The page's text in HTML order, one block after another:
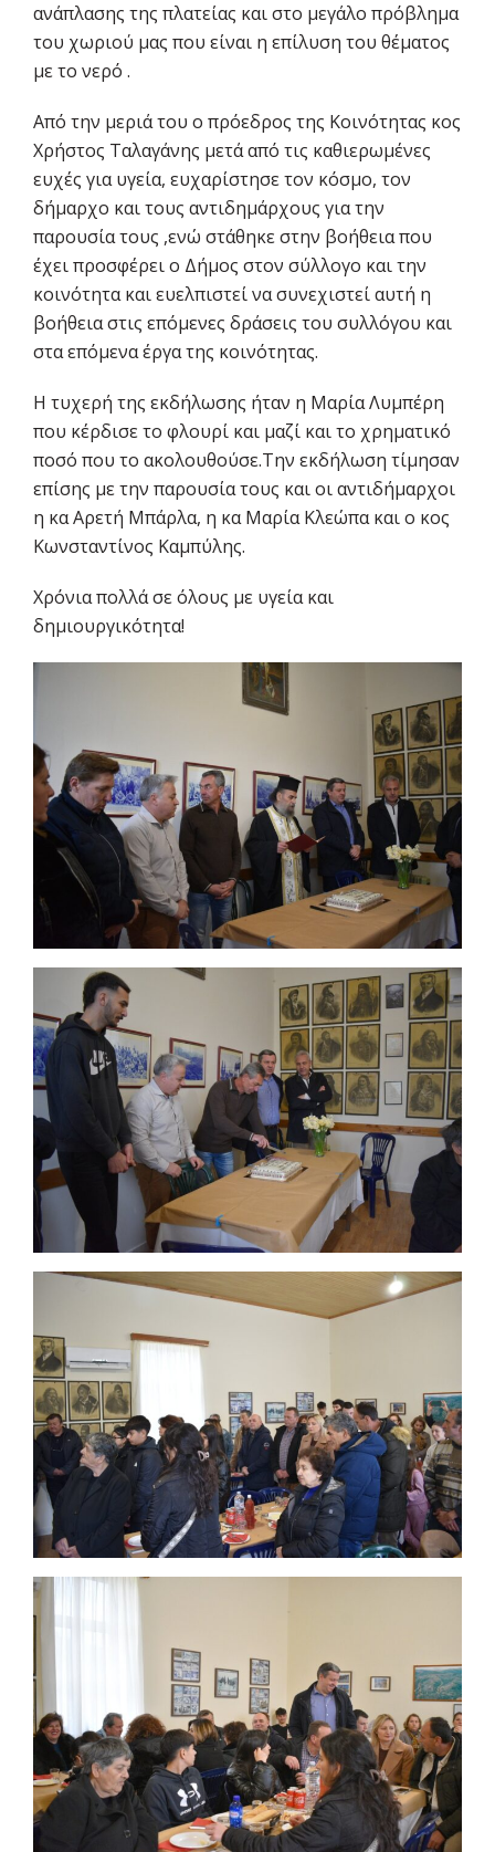
ανάπλασης της πλατείας και στο μεγάλο πρόβλημα
του χωριού μας που είναι η επίλυση του θέματος
με το νερό .
Από την μεριά του ο πρόεδρος της Κοινότητας κος
Χρήστος Ταλαγάνης μετά από τις καθιερωμένες
ευχές για υγεία, ευχαρίστησε τον κόσμο, τον
δήμαρχο και τους αντιδημάρχους για την
παρουσία τους ,ενώ στάθηκε στην βοήθεια που
έχει προσφέρει ο Δήμος στον σύλλογο και την
κοινότητα και ευελπιστεί να συνεχιστεί αυτή η
βοήθεια στις επόμενες δράσεις του συλλόγου και
στα επόμενα έργα της κοινότητας.
Η τυχερή της εκδήλωσης ήταν η Μαρία Λυμπέρη
που κέρδισε το φλουρί και μαζί και το χρηματικό
ποσό που το ακολουθούσε.Την εκδήλωση τίμησαν
επίσης με την παρουσία τους και οι αντιδήμαρχοι
η κα Αρετή Μπάρλα, η κα Μαρία Κλεώπα και ο κος
Κωνσταντίνος Καμπύλης.
Χρόνια πολλά σε όλους με υγεία και
δημιουργικότητα!